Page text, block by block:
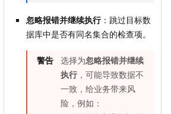
忽略报错并继续执行：跳过目标数
据库中是否有同名集合的检查项。
警告 选择为忽略报错并继续
执行 ，可能导致数据不
一致，给业务带来风
险，例如：